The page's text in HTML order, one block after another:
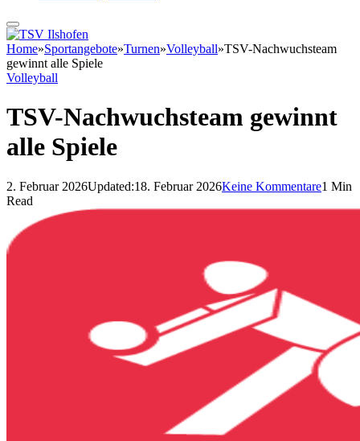
Home»Sportangebote»Turnen»Volleyball»TSV-Nachwuchsteam
gewinnt alle Spiele
Volleyball
TSV-Nachwuchsteam gewinnt
alle Spiele
2. Februar 2026Updated:18. Februar 2026Keine Kommentare1 Min
Read